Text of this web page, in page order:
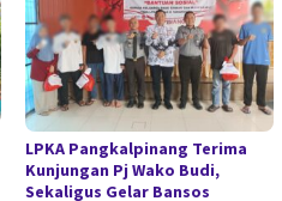
LPKA Pangkalpinang Terima
Kunjungan Pj Wako Budi,
Sekaligus Gelar Bansos